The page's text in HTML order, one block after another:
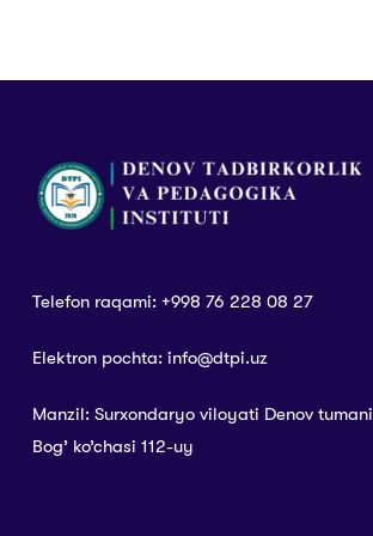
Telefon raqami: +998 76 228 08 27
Elektron pochta: info@dtpi.uz
Manzil: Surxondaryo viloyati Denov tumani
Bog’ ko’chasi 112-uy